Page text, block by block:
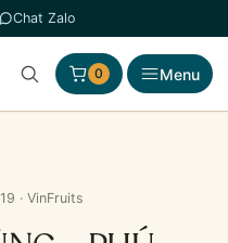
Chat Zalo
0 Menu
· VinFruits